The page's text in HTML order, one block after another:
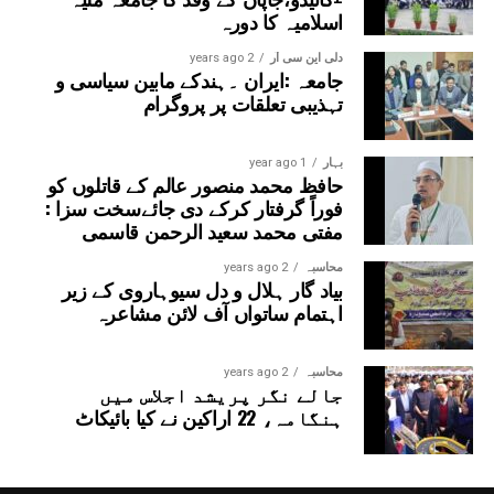
اسلامیہ کا دورہ
دلی این سی آر 2 years ago
جامعہ :ایران ۔ہندکے مابین سیاسی و
تہذیبی تعلقات پر پروگرام
بہار 1 year ago
حافظ محمد منصور عالم کے قاتلوں کو
فوراً گرفتار کرکے دی جائےسخت سزا :
مفتی محمد سعید الرحمن قاسمی
محاسبہ 2 years ago
بیاد گار ہلال و دل سیوہاروی کے زیر
اہتمام ساتواں آف لائن مشاعرہ
محاسبہ 2 years ago
جالے نگر پریشد اجلاس میں
ہنگامہ، 22 اراکین نے کیا بائیکاٹ